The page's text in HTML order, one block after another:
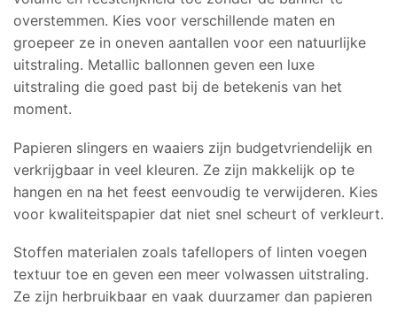
overstemmen. Kies voor verschillende maten en
groepeer ze in oneven aantallen voor een natuurlijke
uitstraling. Metallic ballonnen geven een luxe
uitstraling die goed past bij de betekenis van het
moment.
Papieren slingers en waaiers zijn budgetvriendelijk en
verkrijgbaar in veel kleuren. Ze zijn makkelijk op te
hangen en na het feest eenvoudig te verwijderen. Kies
voor kwaliteitspapier dat niet snel scheurt of verkleurt.
Stoffen materialen zoals tafellopers of linten voegen
textuur toe en geven een meer volwassen uitstraling.
Ze zijn herbruikbaar en vaak duurzamer dan papieren